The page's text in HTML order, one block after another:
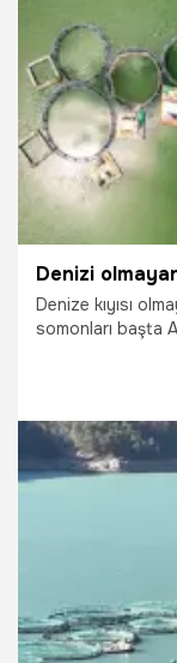
26.05.2025
Denize kıyısı
somonları başta